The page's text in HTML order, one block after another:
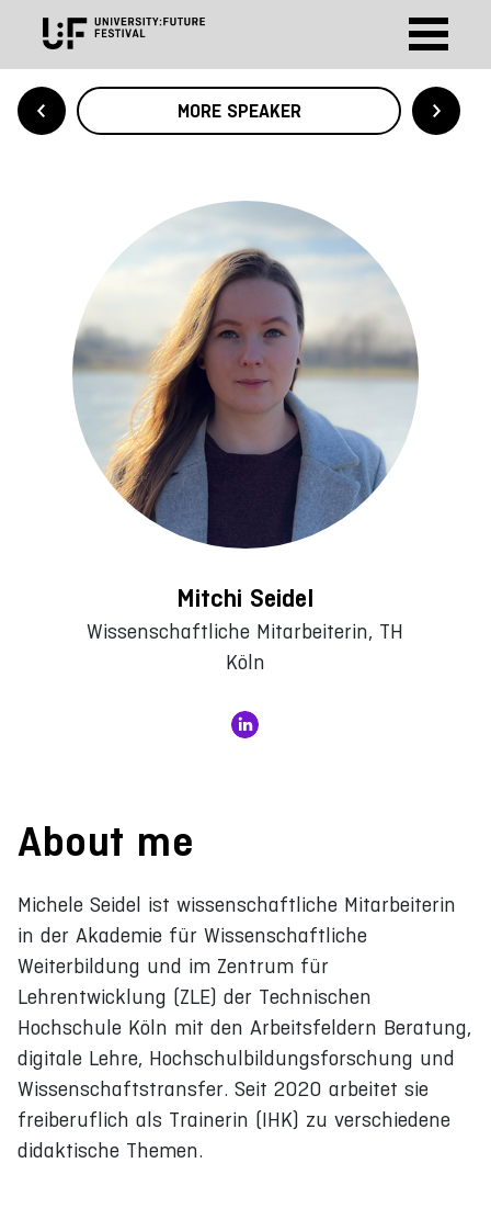
MORE SPEAKER
Mitchi Seidel
Wissenschaftliche Mitarbeiterin, TH
Köln
About me
Michele Seidel ist wissenschaftliche Mitarbeiterin
in der Akademie für Wissenschaftliche
Weiterbildung und im Zentrum für
Lehrentwicklung (ZLE) der Technischen
Hochschule Köln mit den Arbeitsfeldern Beratung,
digitale Lehre, Hochschulbildungsforschung und
Wissenschaftstransfer. Seit 2020 arbeitet sie
freiberuflich als Trainerin (IHK) zu verschiedene
didaktische Themen.